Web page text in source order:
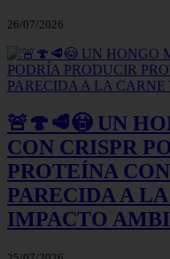
26/07/2026
🚨🍄🥩😳 UN
CON CRISPR
PROTEÍNA
PARECIDA A
IMPACTO